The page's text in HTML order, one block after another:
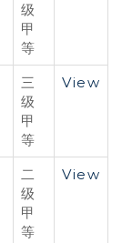
级
甲
等
三
级
甲
等
View
二
级
甲
等
View